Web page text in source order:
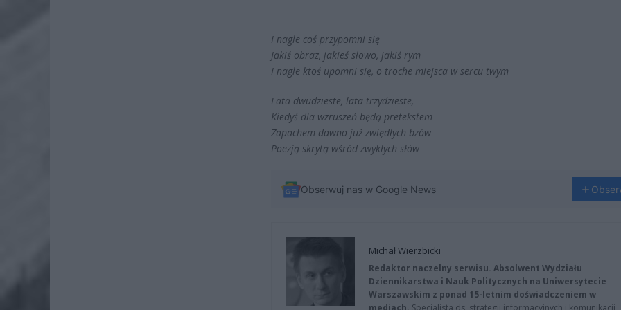
I nagle coś przypomni się
Jakiś obraz, jakieś słowo, jakiś rym
I nagle ktoś upomni się, o troche miejsca w sercu twym
Lata dwudzieste, lata trzydzieste,
Kiedyś dla wzruszeń będą pretekstem
Zapachem dawno już zwiędłych bzów
Poezją skrytą wśród zwykłych słów
Obserwuj nas w Google News
Michał Wierzbicki
Redaktor naczelny serwisu. Absolwent Wydziału
Dziennikarstwa i Nauk Politycznych na Uniwersytecie
Warszawskim z ponad 15-letnim doświadczeniem w
mediach. Specjalista ds. strategii informacyjnych i komunikacji